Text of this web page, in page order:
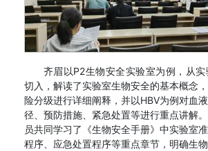
齐眉以P2生物安全实验室为例，从
切入，解读了实验室生物安全的基本概念
险分级进行详细阐释，并以HBV为例对血
径、预防措施、紧急处置等进行重点讲解
员共同学习了《生物安全手册》中实验室
程序、应急处置程序等重点章节，明确生物